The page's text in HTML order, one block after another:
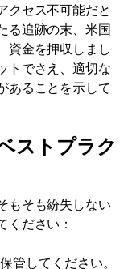
クセス不可能だと
る追跡の末、米国
資金を押収しまし
トでさえ、適切な
あることを示して
ストプラク
もそも紛失しない
ください：
管してください。